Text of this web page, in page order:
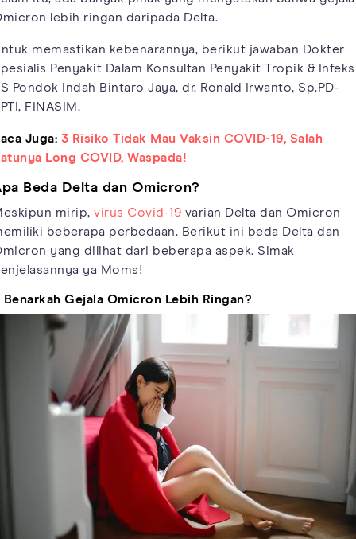
lebih ringan daripada Delta.
memastikan kebenarannya, berikut jawaban Dokter
Penyakit Dalam Konsultan Penyakit Tropik &
Pondok Indah Bintaro Jaya, dr. Ronald Irwanto, Sp.PD-
FINASIM.
Juga: 3 Risiko Tidak Mau Vaksin COVID-19, Salah
Long COVID, Waspada!
Beda Delta dan Omicron?
mirip, virus Covid-19 varian Delta dan Omicron
beberapa perbedaan. Berikut ini beda Delta dan
yang dilihat dari beberapa aspek. Simak
ya Moms!
Benarkah Gejala Omicron Lebih Ringan?